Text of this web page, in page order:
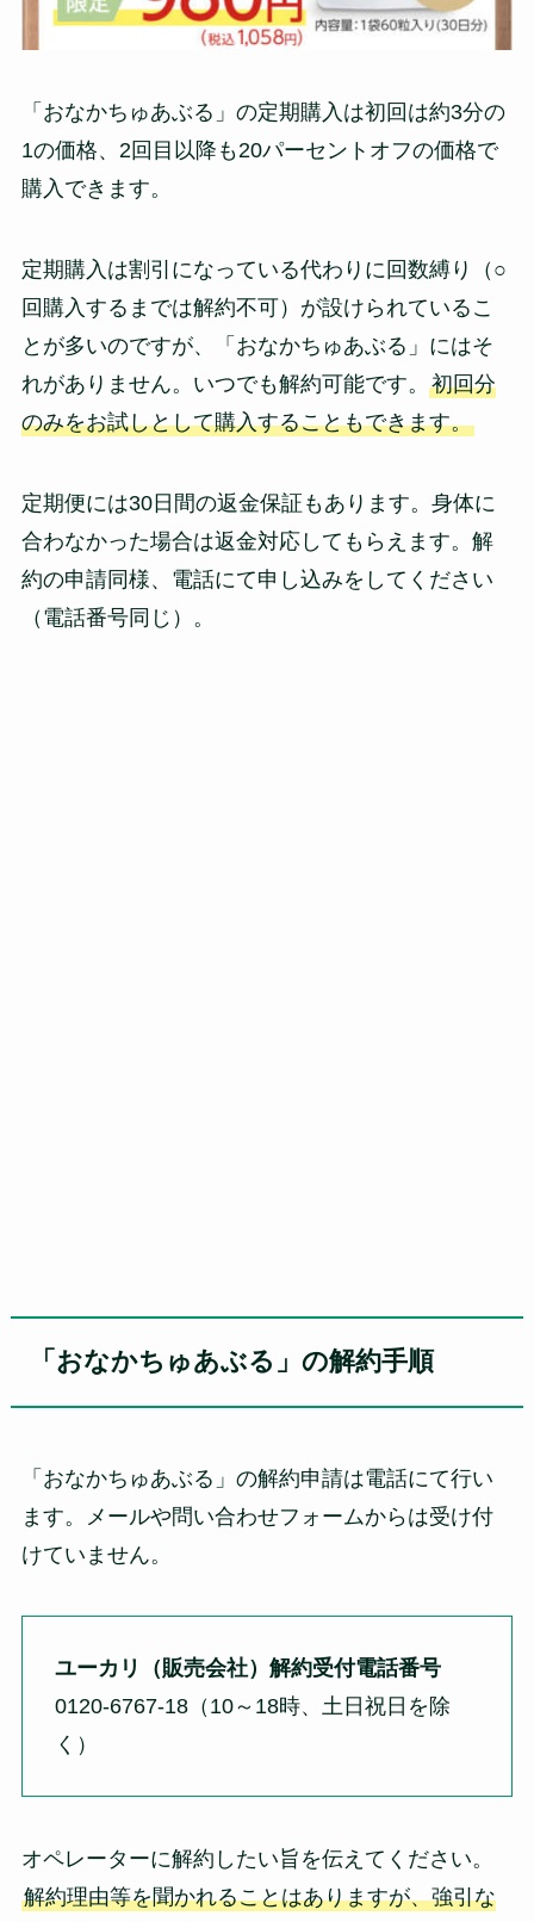
「おなかちゅあぶる」の定期購入は初回は約3分の
1の価格、2回目以降も20パーセントオフの価格で
購入できます。
定期購入は割引になっている代わりに回数縛り（○
回購入するまでは解約不可）が設けられているこ
とが多いのですが、「おなかちゅあぶる」にはそ
れがありません。いつでも解約可能です。 初回分
のみをお試しとして購入することもできます。
定期便には30日間の返金保証もあります。身体に
合わなかった場合は返金対応してもらえます。解
約の申請同様、電話にて申し込みをしてください
（電話番号同じ）。
「おなかちゅあぶる」の解約手順
「おなかちゅあぶる」の解約申請は電話にて行い
ます。メールや問い合わせフォームからは受け付
けていません。
ユーカリ（販売会社）解約受付電話番号
0120-6767-18（10～18時、土日祝日を除
く）
オペレーターに解約したい旨を伝えてください。
解約理由等を聞かれることはありますが、強引な